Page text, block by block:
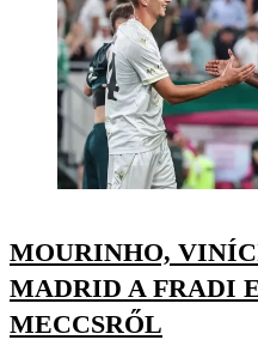
MOURINHO,
MADRID A FRADI
MECCSRŐL